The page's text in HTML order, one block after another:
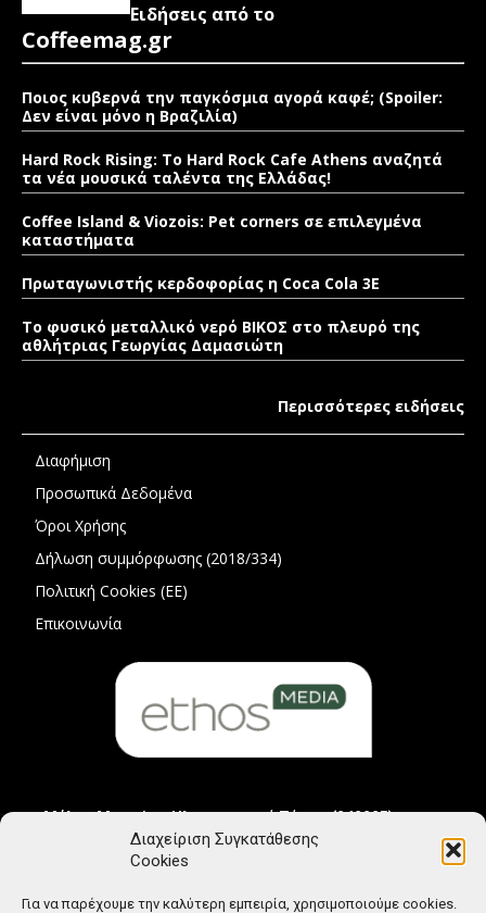
Διαχείριση Συγκατάθεσης
Cookies
Για να παρέχουμε την καλύτερη εμπειρία, χρησιμοποιούμε cookies.
Ειδήσεις από το
Coffeemag.gr
Ποιος κυβερνά την παγκόσμια αγορά καφέ; (Spoiler:
Δεν είναι μόνο η Βραζιλία)
Hard Rock Rising: Το Hard Rock Cafe Athens αναζητά
τα νέα μουσικά ταλέντα της Ελλάδας!
Coffee Island & Viozois: Pet corners σε επιλεγμένα
καταστήματα
Πρωταγωνιστής κερδοφορίας η Coca Cola 3E
Το φυσικό μεταλλικό νερό ΒΙΚΟΣ στο πλευρό της
αθλήτριας Γεωργίας Δαμασιώτη
Περισσότερες ειδήσεις
Διαφήμιση
Προσωπικά Δεδομένα
Όροι Χρήσης
Δήλωση συμμόρφωσης (2018/334)
Πολιτική Cookies (ΕΕ)
Επικοινωνία
Μέλος Μητρώου Ηλεκτρονικού Τύπου (242225)